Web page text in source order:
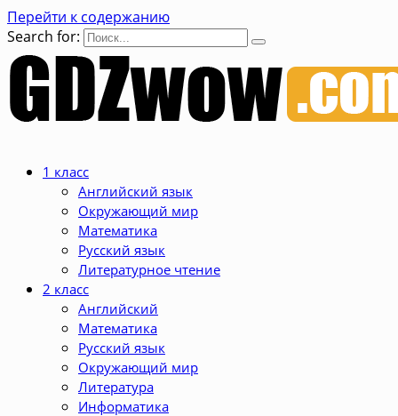
Перейти к содержанию
Search for:
1 класс
Английский язык
Окружающий мир
Математика
Русский язык
Литературное чтение
2 класс
Английский
Математика
Русский язык
Окружающий мир
Литература
Информатика